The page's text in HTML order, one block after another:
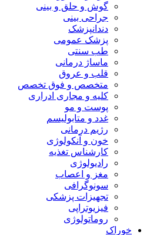
گوش و حلق و بینی
جراحی بینی
دندانپزشک
پزشک عمومی
طب سنتی
ماساژ درمانی
قلب و عروق
متخصص و فوق تخصص
کلیه و مجاری ادراری
پوست و مو
غدد و متابولیسم
رژیم درمانی
خون و آنکولوژی
کارشناس تغذیه
رادیولوژی
مغز و اعصاب
سونوگرافی
تجهیزات پزشکی
فیزیوتراپی
روماتولوژی
خوراک